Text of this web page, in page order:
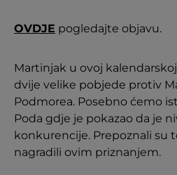
OVDJE pogledajte objavu.
Martinjak u ovoj
dvije velike pobjede protiv
Podmorea. Posebno ćemo
Poda gdje je pokazao da je
konkurencije. Prepoznali su
nagradili ovim priznanjem.